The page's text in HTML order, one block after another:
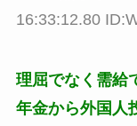
16:33:12.80
理屈でなく需給
年金から外国人